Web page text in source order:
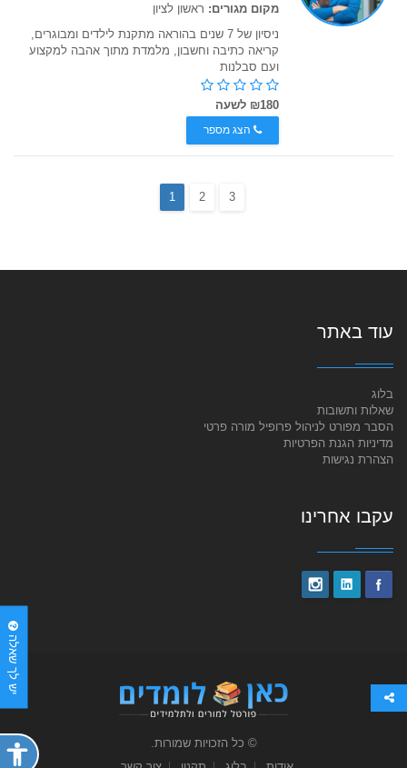
מקום מגורים: ראשון לציון
ניסיון של 7 שנים בהוראה מתקנת לילדים ומבוגרים,
קריאה כתיבה וחשבון, מלמדת מתוך אהבה למקצוע
ועם סבלנות
₪180 לשעה
הצג מספר
1 2 3
יש לך שאלה
עוד באתר
בלוג
שאלות ותשובות
הסבר מפורט לניהול פרופיל מורה פרטי
מדיניות הגנת הפרטיות
הצהרת נגישות
עקבו אחרינו
© כל הזכויות שמורות.
פתח